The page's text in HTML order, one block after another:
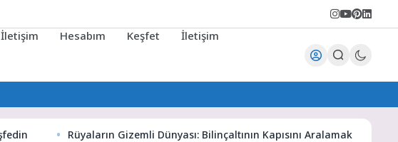
İletişim Hesabım Keşfet İletişim
Rüyaların Gizemli Dünyası: Bilinçaltının Kapısını Aralamak